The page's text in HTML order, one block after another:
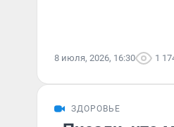
8 июля, 2026, 16:30 1
ЗДОРОВЬЕ